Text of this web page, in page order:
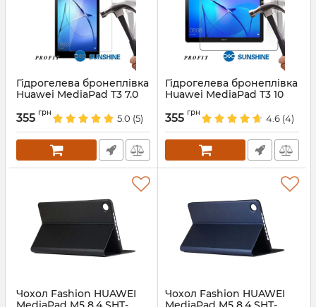
Гідрогелева бронеплівка
Huawei MediaPad T3 7.0
Артикул:68614
355 грн
5.0 (5)
Гідрогелева бронеплівка
Huawei MediaPad T3 10
Артикул:68613
355 грн
4.6 (4)
Чохол Fashion HUAWEI
Чохол Fashion HUAWEI